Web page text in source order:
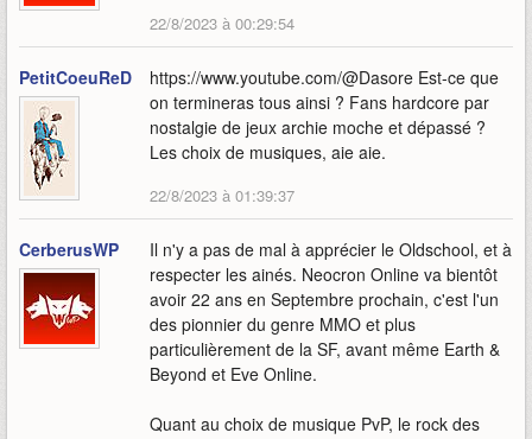
22/8/2023 à 00:29:54
PetitCoeuReD
https://www.youtube.com/@Dasore Est-ce que
on termineras tous ainsi ? Fans hardcore par
nostalgie de jeux archie moche et dépassé ?
Les choix de musiques, aie aie.
22/8/2023 à 01:39:37
CerberusWP
Il n'y a pas de mal à apprécier le Oldschool, et à
respecter les ainés. Neocron Online va bientôt
avoir 22 ans en Septembre prochain, c'est l'un
des pionnier du genre MMO et plus
particulièrement de la SF, avant même Earth &
Beyond et Eve Online.
Quant au choix de musique PvP, le rock des